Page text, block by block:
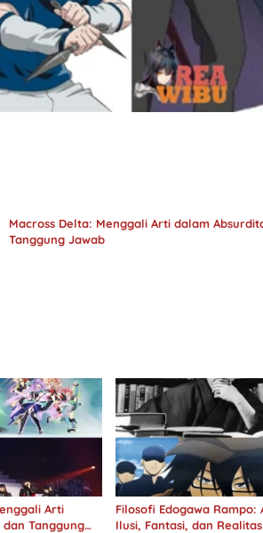
Macross Delta: Menggali Arti dalam
Tanggung Jawab
Arti
Tanggung
Filosofi Edogawa Rampo:
Ilusi, Fantasi, dan Realitas